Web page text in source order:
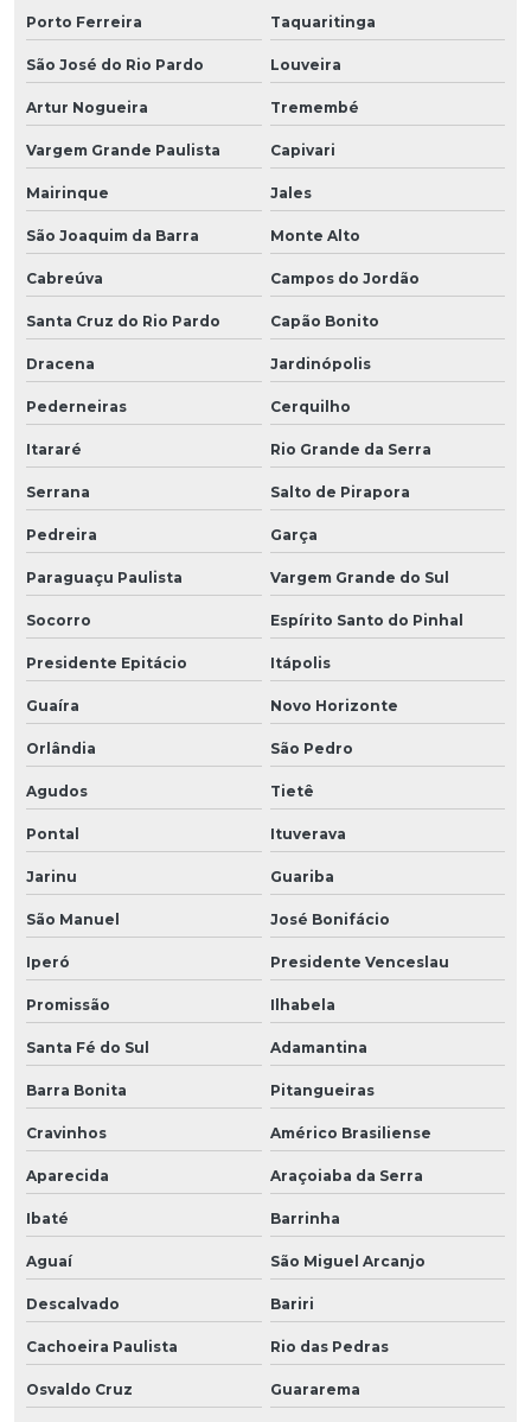
Porto Ferreira Taquaritinga
São José do Rio Pardo Louveira
Artur Nogueira Tremembé
Vargem Grande Paulista Capivari
Mairinque Jales
São Joaquim da Barra Monte Alto
Cabreúva Campos do Jordão
Santa Cruz do Rio Pardo Capão Bonito
Dracena Jardinópolis
Pederneiras Cerquilho
Itararé Rio Grande da Serra
Serrana Salto de Pirapora
Pedreira Garça
Paraguaçu Paulista Vargem Grande do Sul
Socorro Espírito Santo do Pinhal
Presidente Epitácio Itápolis
Guaíra Novo Horizonte
Orlândia São Pedro
Agudos Tietê
Pontal Ituverava
Jarinu Guariba
São Manuel José Bonifácio
Iperó Presidente Venceslau
Promissão Ilhabela
Santa Fé do Sul Adamantina
Barra Bonita Pitangueiras
Cravinhos Américo Brasiliense
Aparecida Araçoiaba da Serra
Ibaté Barrinha
Aguaí São Miguel Arcanjo
Descalvado Bariri
Cachoeira Paulista Rio das Pedras
Osvaldo Cruz Guararema